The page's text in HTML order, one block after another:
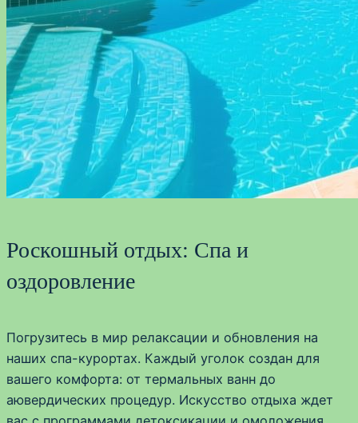
Роскошный отдых: Спа и
оздоровление
Погрузитесь в мир релаксации и обновления на
наших спа-курортах. Каждый уголок создан для
вашего комфорта: от термальных ванн до
аювердических процедур. Искусство отдыха ждет